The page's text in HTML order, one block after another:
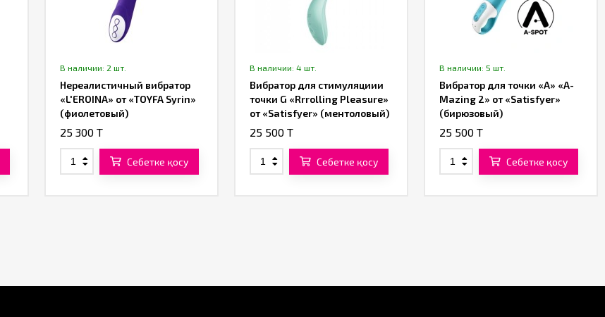
В наличии: 2 шт.
Нереалистичный вибратор
«L'EROINA» от «TOYFA Syrin»
(фиолетовый)
25 300 T
Себетке қосу
В наличии: 4 шт.
Вибратор для стимуляциии
точки G «Rrrolling Pleasure»
от «Satisfyer» (ментоловый)
25 500 T
Себетке қосу
В наличии: 5 шт.
Вибратор для точки «А» «A-
Mazing 2» от «Satisfyer»
(бирюзовый)
25 500 T
Себетке қосу